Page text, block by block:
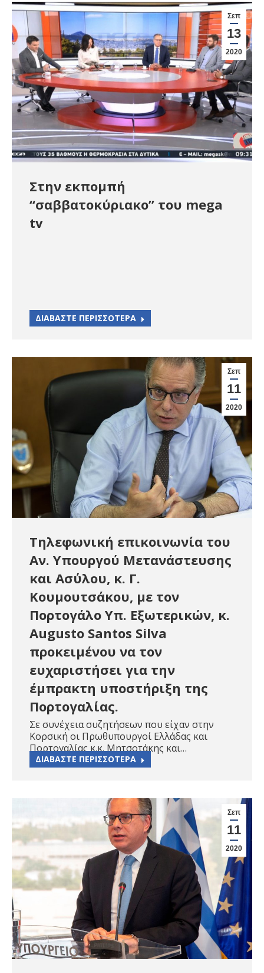
Σεπ
13
2020
Στην εκπομπή
“σαββατοκύριακο” του mega
tv
ΔΙΑΒΑΣΤΕ ΠΕΡΙΣΣΟΤΕΡΑ
Σεπ
11
2020
Τηλεφωνική επικοινωνία του
Αν. Υπουργού Μετανάστευσης
και Ασύλου, κ. Γ.
Κουμουτσάκου, με τον
Πορτογάλο Υπ. Εξωτερικών, κ.
Augusto Santos Silva
προκειμένου να τον
ευχαριστήσει για την
έμπρακτη υποστήριξη της
Πορτογαλίας.
Σε συνέχεια συζητήσεων που είχαν στην
Κορσική οι Πρωθυπουργοί Ελλάδας και
Πορτογαλίας κ.κ. Μητσοτάκης και…
ΔΙΑΒΑΣΤΕ ΠΕΡΙΣΣΟΤΕΡΑ
Σεπ
11
2020